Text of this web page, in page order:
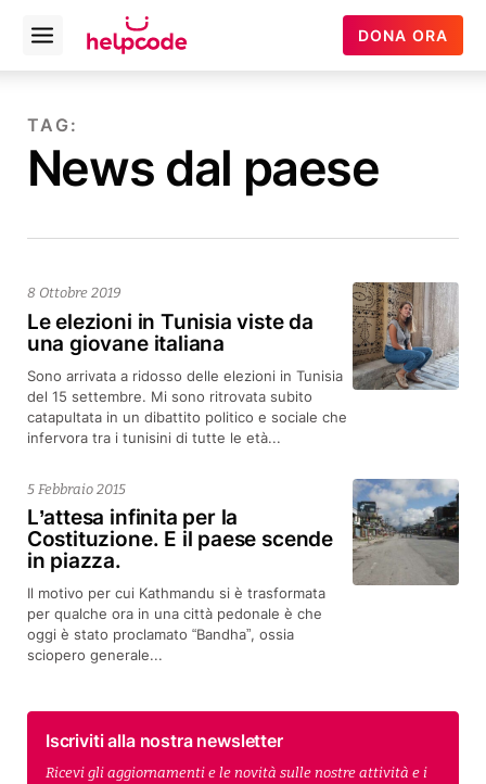
contenuto
Helpcode
Italia
Open
menu
DONA ORA
TAG:
News dal paese
Le elezioni in Tunisia viste da
una giovane italiana
8 Ottobre 2019
Sono arrivata a ridosso delle elezioni in Tunisia
del 15 settembre. Mi sono ritrovata subito
catapultata in un dibattito politico e sociale che
infervora tra i tunisini di tutte le età...
L’attesa infinita per la
Costituzione. E il paese scende
in piazza.
5 Febbraio 2015
Il motivo per cui Kathmandu si è trasformata
per qualche ora in una città pedonale è che
oggi è stato proclamato “Bandha”, ossia
sciopero generale...
Iscriviti alla nostra newsletter
Ricevi gli aggiornamenti e le novità sulle nostre attività e i